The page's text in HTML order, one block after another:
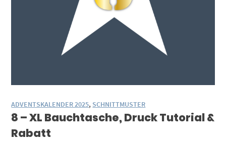
ADVENTSKALENDER 2025, SCHNITTMUSTER
8 – XL Bauchtasche, Druck Tutorial &
Rabatt